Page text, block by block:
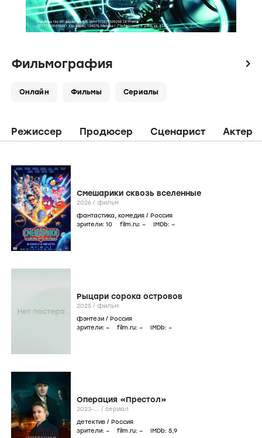
Фильмография icon
Онлайн Фильмы Сериалы
Режиссер Продюсер Сценарист Актер
Смешарики сквозь вселенные
2026 / фильм
фантастика, комедия / Россия
зрители: 10 film.ru: – IMDb: –
Рыцари сорока островов
2025 / фильм
фэнтези / Россия
зрители: – film.ru: – IMDb: –
Операция «Престол»
2023-... / сериал
детектив / Россия
зрители: – film.ru: – IMDb: 5,9